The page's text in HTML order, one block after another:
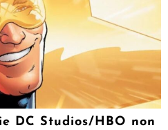
DC Studios/HBO non